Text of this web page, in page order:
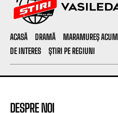
ACASĂ DRAMĂ MARAMUREȘ ACUM
DE INTERES
ȘTIRI PE REGIUNI
DESPRE NOI